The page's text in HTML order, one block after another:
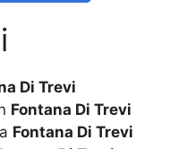
Di Trevi
Fontana Di Trevi
Fontana Di Trevi